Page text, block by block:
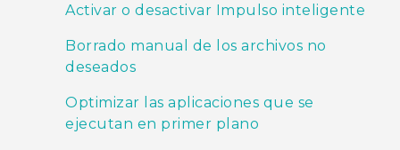
Dispositivos y accesorios HTC
Iniciar sesión
Activar o desactivar Impulso inteligente
Borrado manual de los archivos no
deseados
Optimizar las aplicaciones que se
ejecutan en primer plano